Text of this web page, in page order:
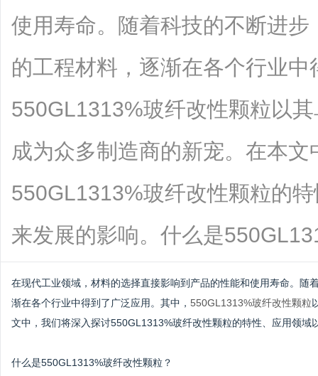
使用寿命。随着科技的不断进
的工程材料，逐渐在各个行业
550GL1313%玻纤改性颗粒以
成为众多制造商的新宠。在本
550GL1313%玻纤改性颗粒的
来发展的影响。什么是
在现代工业领域，材料的选择直接影响到产品的性能和使用寿命。随
渐在各个行业中得到了广泛应用。其中， 550GL1313%玻纤改性颗粒
文中，我们将深入探讨550GL1313%玻纤改性颗粒的特性、应用领域
什么是550GL1313%玻纤改性颗粒？